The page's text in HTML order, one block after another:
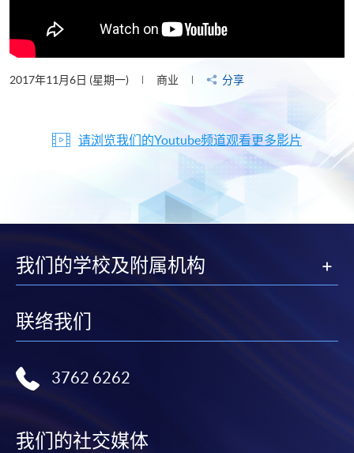
2017年11月6日 (星期一) 商业 分享
请浏览我们的Youtube频道观看更多影片
我们的学校及附属机构
联络我们
3762 6262
我们的社交媒体